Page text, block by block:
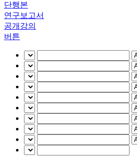
단행본
연구보고서
공개강의
버튼